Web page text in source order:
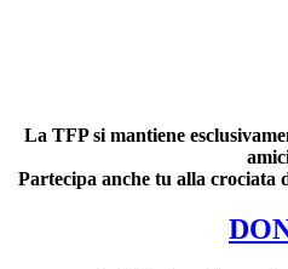
La TFP si mantiene
Partecipa anche tu alla crociata